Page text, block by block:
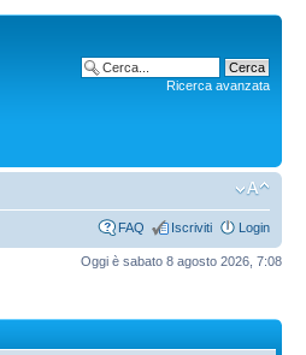
Ricerca avanzata
FAQ Iscriviti Login
Oggi è sabato 8 agosto 2026, 7:08